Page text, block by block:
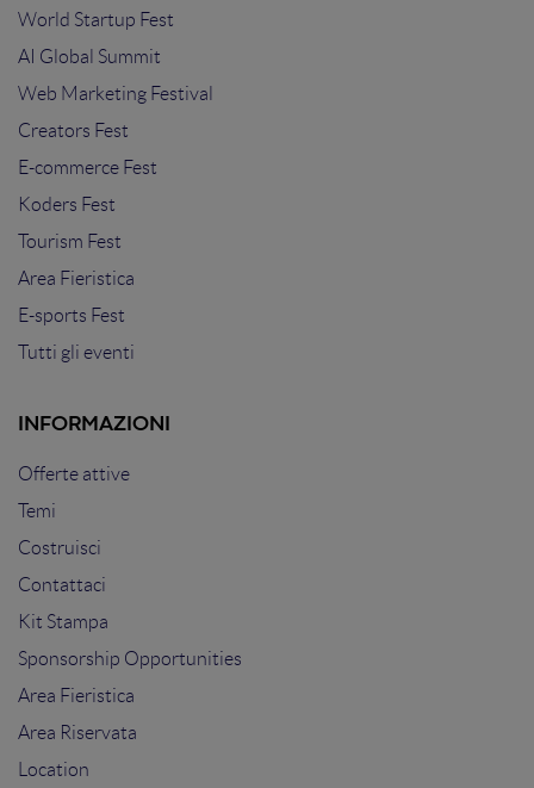
World Startup Fest
AI Global Summit
Web Marketing Festival
Creators Fest
E-commerce Fest
Koders Fest
Tourism Fest
Area Fieristica
E-sports Fest
Tutti gli eventi
INFORMAZIONI
Offerte attive
Temi
Costruisci
Contattaci
Kit Stampa
Sponsorship Opportunities
Area Fieristica
Area Riservata
Location